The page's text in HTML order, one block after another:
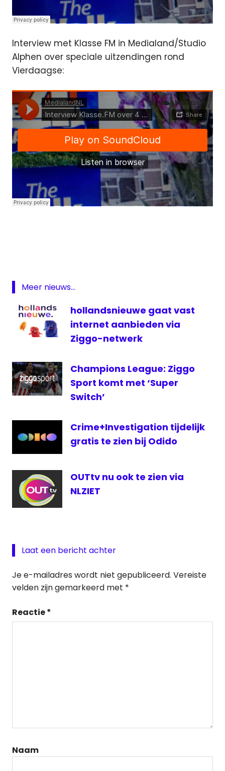
Interview met Klasse FM in Medialand/Studio
Alphen over speciale uitzendingen rond
Vierdaagse:
Radio
024
radiot
Vierdaagse
Vierdaagse
Nijmegen
Meer nieuws...
hollandsnieuwe gaat vast
internet aanbieden via
Ziggo-netwerk
Champions League: Ziggo
Sport komt met ‘Super
Switch’
Crime+Investigation tijdelijk
gratis te zien bij Odido
OUTtv nu ook te zien via
NLZIET
Laat een bericht achter
Je e-mailadres wordt niet gepubliceerd. Vereiste
velden zijn gemarkeerd met *
Reactie*
Naam